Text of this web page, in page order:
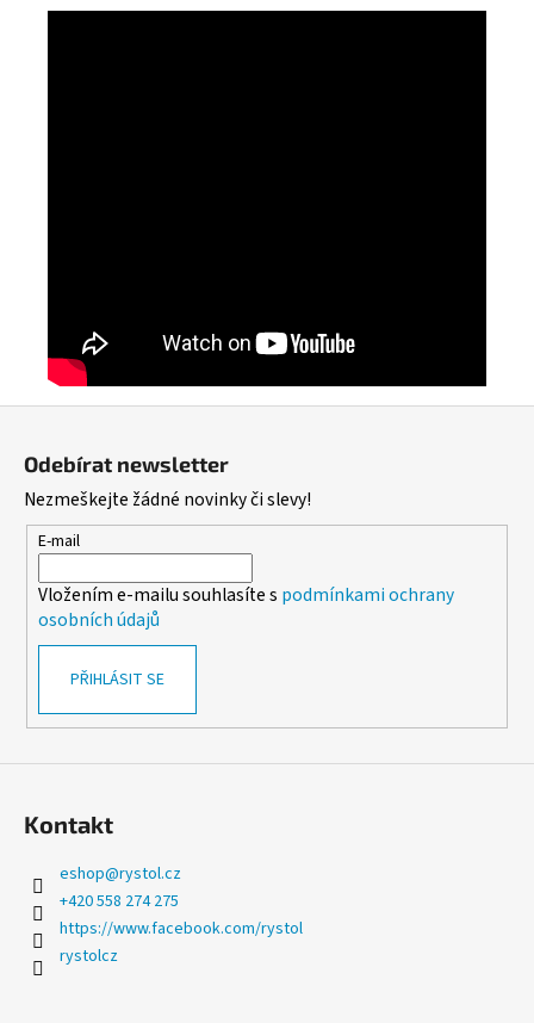
Odebírat newsletter
Nezmeškejte žádné novinky či slevy!
E-mail
Vložením e-mailu souhlasíte s podmínkami ochrany
osobních údajů
PŘIHLÁSIT SE
Kontakt
eshop@rystol.cz
+420 558 274 275
https://www.facebook.com/rystol
rystolcz